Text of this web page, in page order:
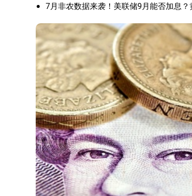
7月非农数据来袭！美联储9月能否加息